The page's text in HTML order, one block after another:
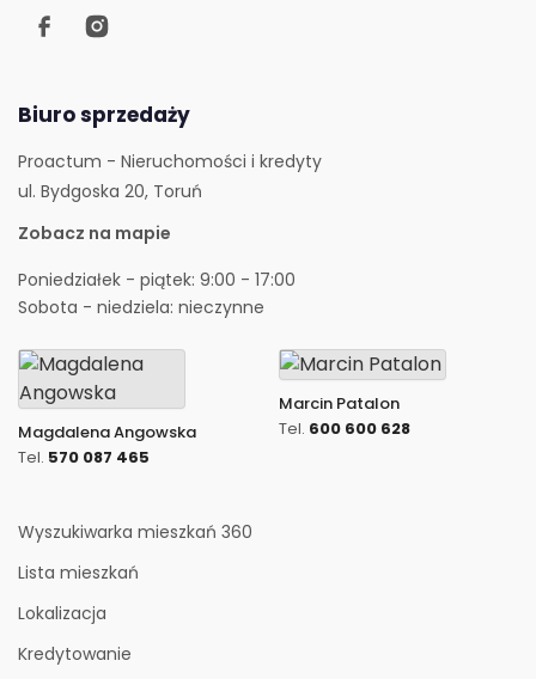
Biuro sprzedaży
Proactum - Nieruchomości i kredyty
ul. Bydgoska 20, Toruń
Zobacz na mapie
Poniedziałek - piątek: 9:00 - 17:00
Sobota - niedziela: nieczynne
Magdalena Angowska
Tel. 570 087 465
Marcin Patalon
Tel. 600 600 628
Wyszukiwarka mieszkań 360
Lista mieszkań
Lokalizacja
Kredytowanie